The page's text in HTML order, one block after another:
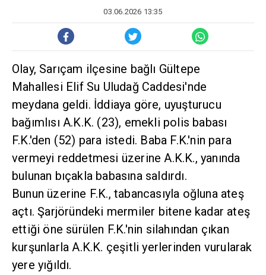
03.06.2026 13:35
Olay, Sarıçam ilçesine bağlı Gültepe
Mahallesi Elif Su Uludağ Caddesi'nde
meydana geldi. İddiaya göre, uyuşturucu
bağımlısı A.K.K. (23), emekli polis babası
F.K.'den (52) para istedi. Baba F.K.'nin para
vermeyi reddetmesi üzerine A.K.K., yanında
bulunan bıçakla babasına saldırdı.
Bunun üzerine F.K., tabancasıyla oğluna ateş
açtı. Şarjöründeki mermiler bitene kadar ateş
ettiği öne sürülen F.K.'nin silahından çıkan
kurşunlarla A.K.K. çeşitli yerlerinden vurularak
yere yığıldı.